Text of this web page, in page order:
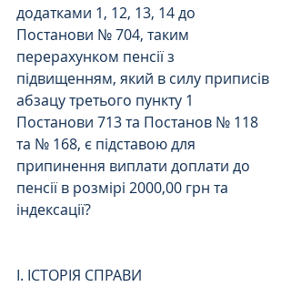
додатками 1, 12, 13, 14 до
Постанови № 704, таким
перерахунком пенсії з
підвищенням, який в силу приписів
абзацу третього пункту 1
Постанови 713 та Постанов № 118
та № 168, є підставою для
припинення виплати доплати до
пенсії в розмірі 2000,00 грн та
індексації?
I. ІСТОРІЯ СПРАВИ